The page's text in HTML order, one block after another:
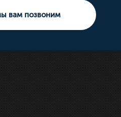
НА ПРОСМОТР
000р.
000р.
НА ПРОСМОТР
000р.
вам позвоним